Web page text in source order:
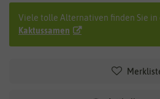
Viele tolle Alternativen finden Sie in
Kaktussamen